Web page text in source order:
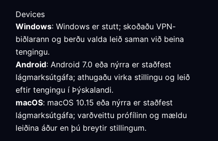
Devices
Windows: Windows er stutt; skoðaðu VPN-
biðlarann og berðu valda leið saman við beina
tengingu.
Android: Android 7.0 eða nýrra er staðfest
lágmarksútgáfa; athugaðu virka stillingu og leið
eftir tengingu í Þýskalandi.
macOS: macOS 10.15 eða nýrra er staðfest
lágmarksútgáfa; varðveittu prófílinn og mældu
leiðina áður en þú breytir stillingum.